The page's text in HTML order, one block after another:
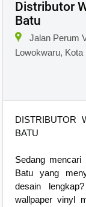
Distributor
Batu
Jalan Perum
Lowokwaru, Kota
DISTRIBUTOR
BATU
Sedang
Batu yang
desain
wallpaper vinyl